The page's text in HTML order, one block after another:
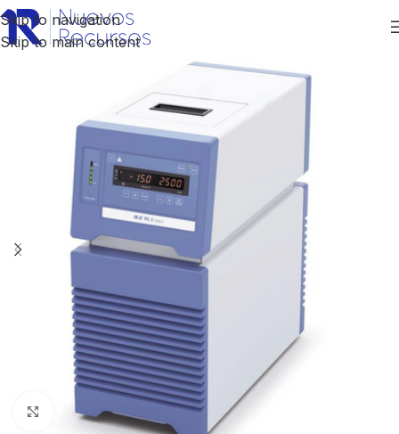
Skip to navigation
Skip to main content
Click to enlarge